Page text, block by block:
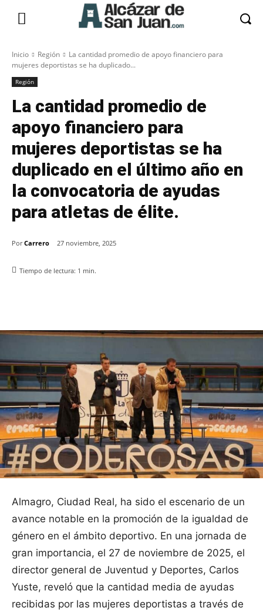
Inicio Región
La cantidad promedio de apoyo financiero para
mujeres deportistas se ha duplicado...
Región
La cantidad promedio de
apoyo financiero para
mujeres deportistas se ha
duplicado en el último año en
la convocatoria de ayudas
para atletas de élite.
Por Carrero 27 noviembre, 2025
Tiempo de lectura: 1 min.
Almagro, Ciudad Real, ha sido el escenario de un
avance notable en la promoción de la igualdad de
género en el ámbito deportivo. En una jornada de
gran importancia, el 27 de noviembre de 2025, el
director general de Juventud y Deportes, Carlos
Yuste, reveló que la cantidad media de ayudas
recibidas por las mujeres deportistas a través de